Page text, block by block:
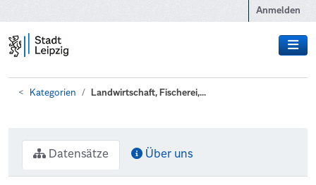
Anmelden
Kategorien Landwirtschaft, Fischerei,...
Datensätze Über uns